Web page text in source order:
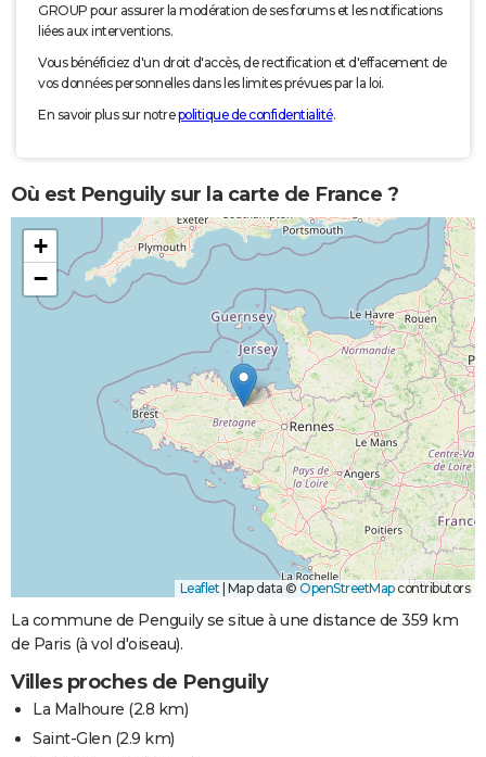
GROUP pour assurer la modération de ses forums et les notifications
liées aux interventions.
Vous bénéficiez d'un droit d'accès, de rectification et d'effacement de
vos données personnelles dans les limites prévues par la loi.
En savoir plus sur notrepolitique de confidentialité.
Où est Penguily sur la carte de France ?
+
−
Leaflet Map data © OpenStreetMapcontributors
La commune de Penguily se situe à une distance de 359 km
de Paris (à vol d'oiseau).
Villes proches de Penguily
La Malhoure (2.8 km)
Saint-Glen (2.9 km)